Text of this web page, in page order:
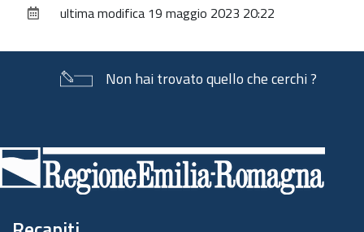
documentoultima modifica 19 maggio 2023 20:22
Non hai trovato quello che cerchi ?
di
pagina